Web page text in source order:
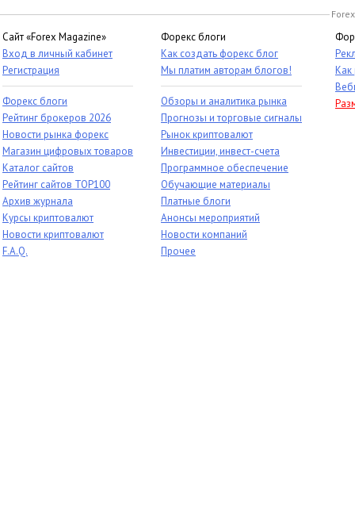
Сайт «Forex Magazine»
Вход в личный кабинет
Регистрация
Форекс блоги
Рейтинг брокеров 2026
Новости рынка форекс
Магазин цифровых товаров
Каталог сайтов
Рейтинг сайтов TOP100
Архив журнала
Курсы криптовалют
Новости криптовалют
F.A.Q.
Форекс блоги
Как создать форекс блог
Мы платим авторам блогов!
Обзоры и аналитика рынка
Прогнозы и торговые сигналы
Рынок криптовалют
Инвестиции, инвест-счета
Программное обеспечение
Обучающие материалы
Платные блоги
Анонсы мероприятий
Новости компаний
Прочее
Как